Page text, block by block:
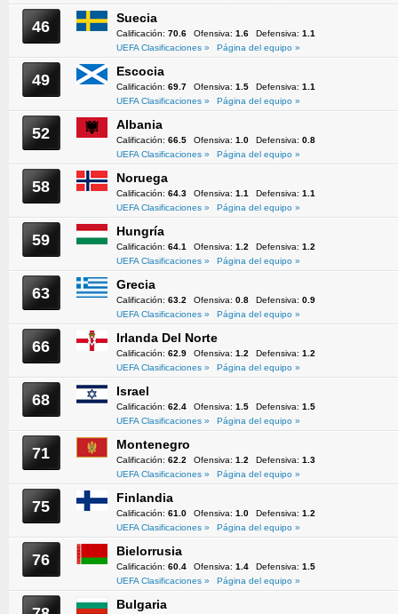
46 Suecia
Calificación: 70.6 Ofensiva: 1.6 Defensiva: 1.1
UEFA Clasificaciones »
Página del equipo »
49 Escocia
Calificación: 69.7 Ofensiva: 1.5 Defensiva: 1.1
UEFA Clasificaciones »
Página del equipo »
52 Albania
Calificación: 66.5 Ofensiva: 1.0 Defensiva: 0.8
UEFA Clasificaciones »
Página del equipo »
58 Noruega
Calificación: 64.3 Ofensiva: 1.1 Defensiva: 1.1
UEFA Clasificaciones »
Página del equipo »
59 Hungría
Calificación: 64.1 Ofensiva: 1.2 Defensiva: 1.2
UEFA Clasificaciones »
Página del equipo »
63 Grecia
Calificación: 63.2 Ofensiva: 0.8 Defensiva: 0.9
UEFA Clasificaciones »
Página del equipo »
66 Irlanda Del Norte
Calificación: 62.9 Ofensiva: 1.2 Defensiva: 1.2
UEFA Clasificaciones »
Página del equipo »
68 Israel
Calificación: 62.4 Ofensiva: 1.5 Defensiva: 1.5
UEFA Clasificaciones »
Página del equipo »
71 Montenegro
Calificación: 62.2 Ofensiva: 1.2 Defensiva: 1.3
UEFA Clasificaciones »
Página del equipo »
75 Finlandia
Calificación: 61.0 Ofensiva: 1.0 Defensiva: 1.2
UEFA Clasificaciones »
Página del equipo »
76 Bielorrusia
Calificación: 60.4 Ofensiva: 1.4 Defensiva: 1.5
UEFA Clasificaciones »
Página del equipo »
Bulgaria